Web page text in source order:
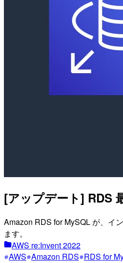
[アップデート] RDS
Amazon RDS for MySQL が、イ
ます。
AWS re:Invent 2022
AWS Amazon RDS RDS for